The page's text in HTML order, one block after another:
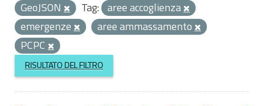
GeoJSON
Tag: aree accoglienza
emergenze
aree ammassamento
PCPC
RISULTATO DEL FILTRO